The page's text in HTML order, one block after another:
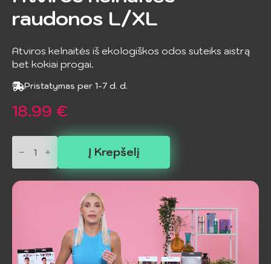
raudonos L/XL
Atviros kelnaitės iš ekologiškos odos suteiks aistrą
bet kokiai progai.
Pristatymas per 1-7 d. d.
18.99 €
produkto
kiekis:
CHILIROSE
-
CR
4656
Į Krepšelį